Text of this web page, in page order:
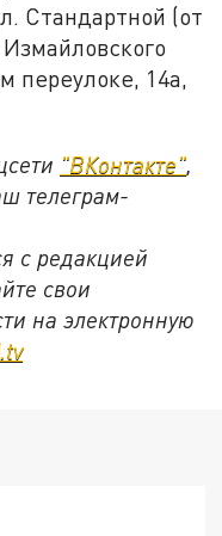
Стандартной (от
переулоке, 14а,
"ВКонтакте"
телеграм-
с редакцией
свои
на электронную